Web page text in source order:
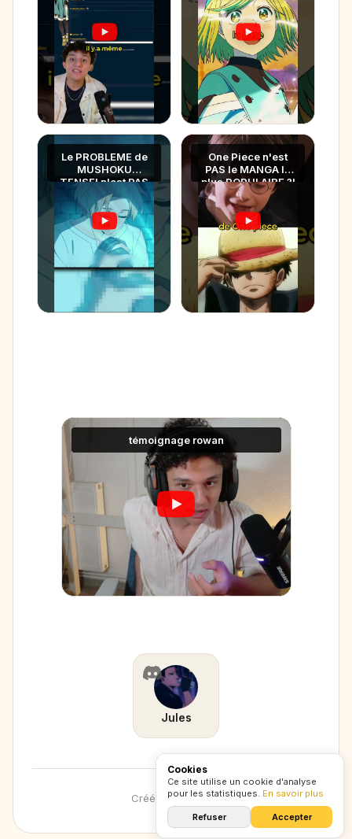
Jules
Le PROBLEME de
MUSHOKU
TENSEI n'est PAS
RUDEUS
One Piece n'est
PAS le MANGA le
plus POPULAIRE ?!
témoignage rowan
Créé avecCXZ .lol
Cookies
Ce site utilise un cookie d'analyse
pour les statistiques. En savoir plus
Refuser Accepter